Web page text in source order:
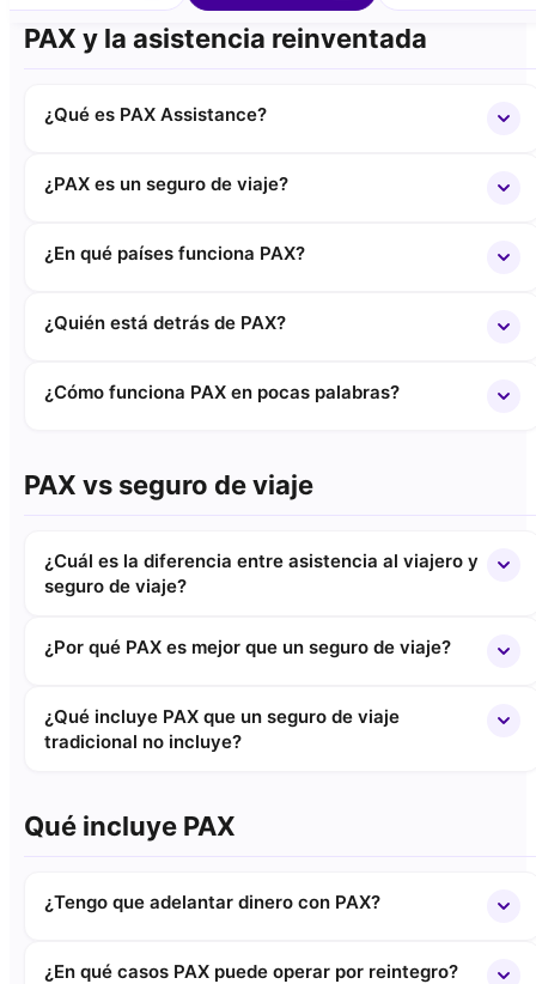
PAX y la asistencia reinventada
¿Qué es PAX Assistance?
¿PAX es un seguro de viaje?
¿En qué países funciona PAX?
¿Quién está detrás de PAX?
¿Cómo funciona PAX en pocas palabras?
PAX vs seguro de viaje
¿Cuál es la diferencia entre asistencia al viajero y
seguro de viaje?
¿Por qué PAX es mejor que un seguro de viaje?
¿Qué incluye PAX que un seguro de viaje
tradicional no incluye?
Qué incluye PAX
¿Tengo que adelantar dinero con PAX?
¿En qué casos PAX puede operar por reintegro?